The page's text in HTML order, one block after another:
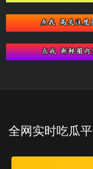
全网实时吃瓜